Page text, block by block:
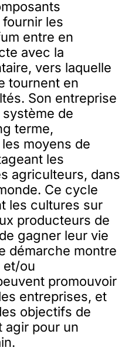
les
entre en
avec la
vers laquelle
tournent en
Son entreprise
de
terme,
moyens de
les
agriculteurs, dans
Ce cycle
les cultures sur
producteurs de
gagner leur vie
démarche montre
et/ou
promouvoir
entreprises, et
objectifs de
agir pour un